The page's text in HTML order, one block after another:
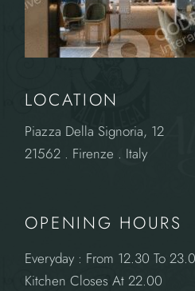
LOCATION
Piazza Della Signoria, 12
21562 . Firenze . Italy
OPENING HOURS
Everyday : From 12.30 To
Kitchen Closes At 22.00